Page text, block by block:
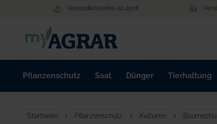
Versandkostenfrei ab 250€
Pflanzenschutz Saat Dünger Tierhaltung
Startseite Pflanzenschutz Kulturen